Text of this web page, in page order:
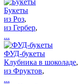
Букеты
из Роз,
из Гербер,
...
ФУД-букеты
Клубника в шоколаде,
из Фруктов,
...